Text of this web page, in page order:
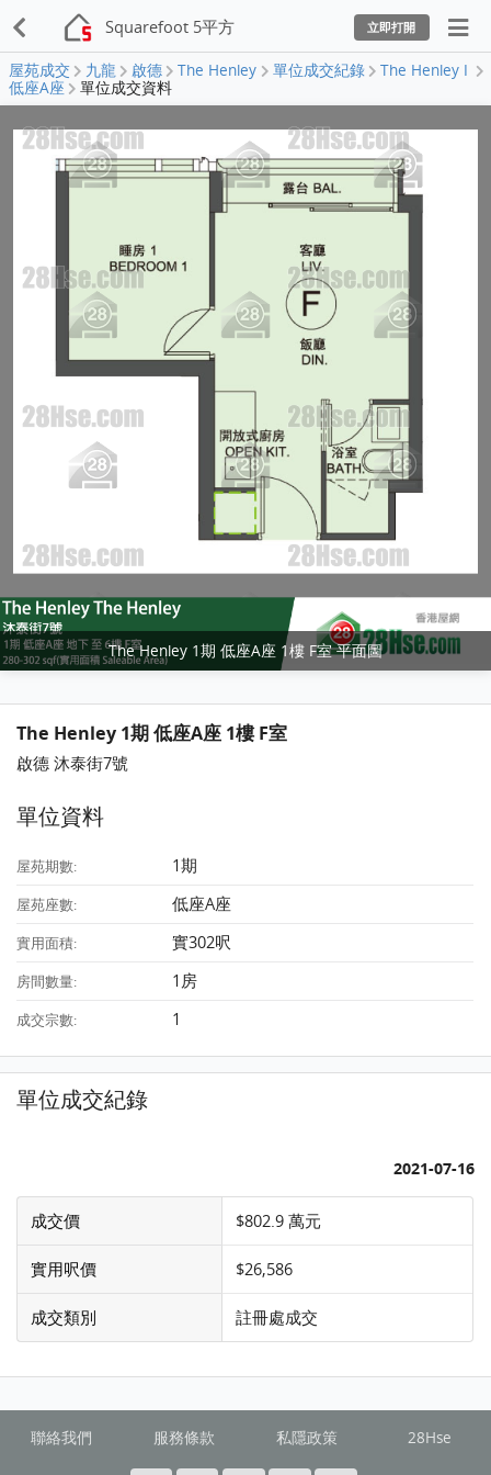
Squarefoot 5平方 立即打開
屋苑成交 九龍 啟德 The Henley 單位成交紀錄
The Henley I
低座A座
單位成交資料
The Henley 1期 低座A座 1樓 F室 平面圖
The Henley 1期 低座A座 1樓 F室
啟德 沐泰街7號
單位資料
屋苑期數: 1期
屋苑座數: 低座A座
實用面積: 實302呎
房間數量: 1房
成交宗數: 1
單位成交紀錄
2021-07-16
成交價 $802.9 萬元
實用呎價 $26,586
成交類別 註冊處成交
聯絡我們 服務條款 私隱政策 28Hse